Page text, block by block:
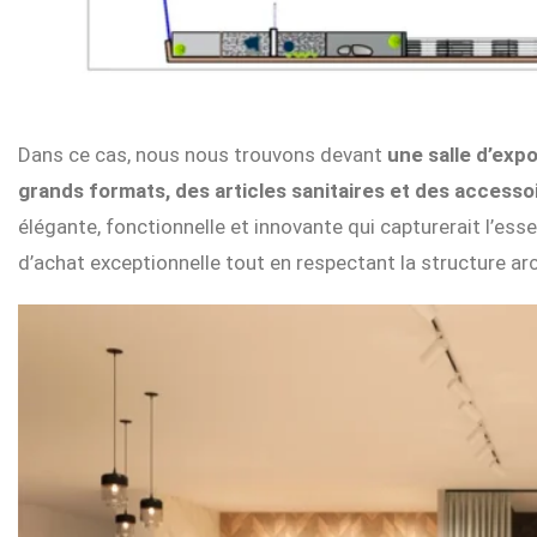
Qui
sommes-
nous
Showrooms
Actualités
Contact
Dans ce cas, nous nous trouvons devant une salle
grands formats, des articles sanitaires et des
élégante, fonctionnelle et innovante qui capturerait
d’achat exceptionnelle tout en respectant la structure